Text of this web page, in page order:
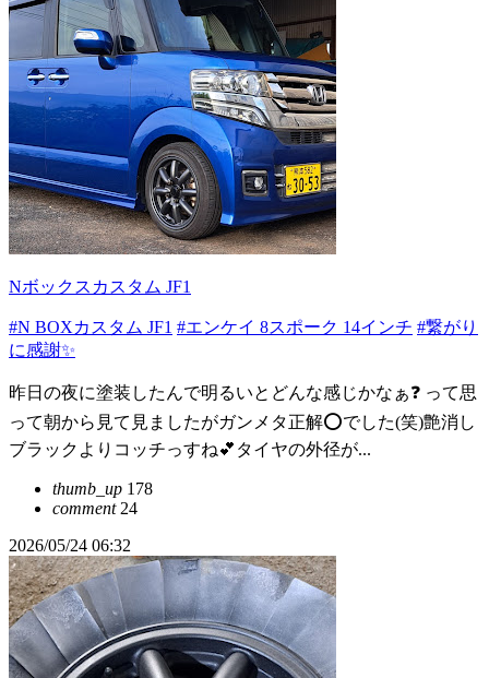
Nボックスカスタム JF1
#N BOXカスタム JF1 #エンケイ 8スポーク 14インチ #繋がり
に感謝✨
昨日の夜に塗装したんで明るいとどんな感じかなぁ❓️ って思
って朝から見て見ましたがガンメタ正解⭕でした(笑)艶消し
ブラックよりコッチっすね💕タイヤの外径が...
thumb_up 178
comment24
2026/05/24 06:32